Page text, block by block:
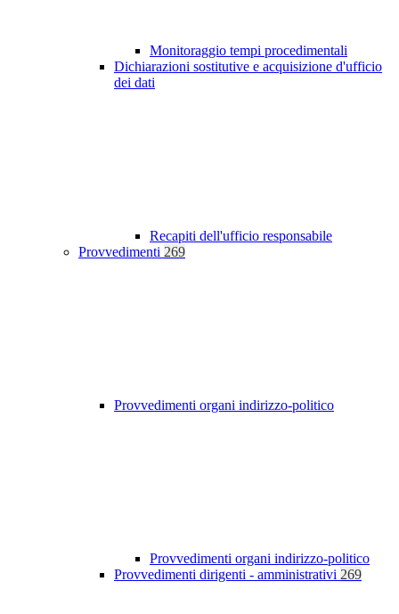
Monitoraggio tempi procedimentali
Dichiarazioni sostitutive e acquisizione d'ufficio
dei dati
Recapiti dell'ufficio responsabile
Provvedimenti 269
Provvedimenti organi indirizzo-politico
Provvedimenti organi indirizzo-politico
Provvedimenti dirigenti - amministrativi 269